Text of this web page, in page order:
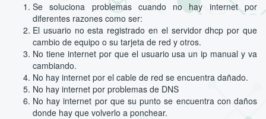
Se soluciona problemas cuando no hay internet por
diferentes razones como ser:
El usuario no esta registrado en el servidor dhcp por que
cambio de equipo o su tarjeta de red y otros.
No tiene internet por que el usuario usa un ip manual y va
cambiando.
No hay internet por el cable de red se encuentra dañado.
No hay internet por problemas de DNS
No hay internet por que su punto se encuentra con daños
donde hay que volverlo a ponchear.